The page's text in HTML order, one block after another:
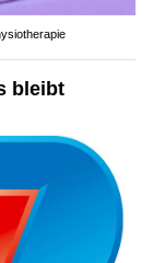
bleibt